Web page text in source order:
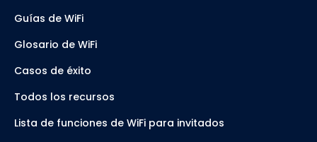
Guías de WiFi
Glosario de WiFi
Casos de éxito
Todos los recursos
Lista de funciones de WiFi para invitados